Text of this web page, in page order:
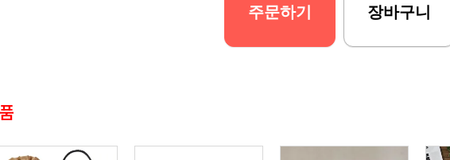
주문하기 장바구니